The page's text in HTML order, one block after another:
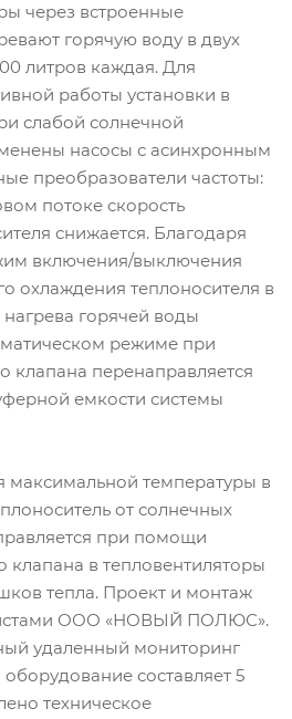
через встроенные
горячую воду в двух
литров каждая. Для
работы установки в
слабой солнечной
насосы с асинхронным
преобразователи частоты:
потоке скорость
снижается. Благодаря
включения/выключения
охлаждения теплоносителя в
горячей воды
режиме при
клапана перенаправляется
емкости системы
максимальной температуры в
от солнечных
при помощи
клапана в тепловентиляторы
тепла. Проект и монтаж
ООО «НОВЫЙ ПОЛЮС».
удаленный мониторинг
составляет 5
техническое